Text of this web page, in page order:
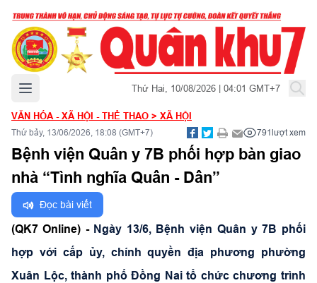
Mở menu chính Thứ Hai, 10/08/2026 | 04:01 GMT+7
VĂN HÓA - XÃ HỘI - THỂ THAO > XÃ HỘI
Thứ bảy, 13/06/2026, 18:08 (GMT+7) 791lượt xem
Bệnh viện Quân y 7B phối hợp bàn giao
nhà “Tình nghĩa Quân - Dân”
Đọc bài viết
(QK7 Online) - Ngày 13/6, Bệnh viện Quân y 7B phối
hợp với cấp ủy, chính quyền địa phương phường
Xuân Lộc, thành phố Đồng Nai tổ chức chương trình